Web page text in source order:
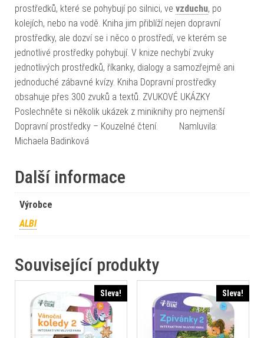
prostředků, které se pohybují po silnici, ve vzduchu, po
kolejích, nebo na vodě. Kniha jim přiblíží nejen dopravní
prostředky, ale dozví se i něco o prostředí, ve kterém se
jednotlivé prostředky pohybují. V knize nechybí zvuky
jednotlivých prostředků, říkanky, dialogy a samozřejmě ani
jednoduché zábavné kvízy. Kniha Dopravní prostředky
obsahuje přes 300 zvuků a textů. ZVUKOVÉ UKÁZKY
Poslechněte si několik ukázek z miniknihy pro nejmenší
Dopravní prostředky – Kouzelné čtení. Namluvila:
Michaela Badinková
Další informace
Výrobce
ALBI
Související produkty
Sleva! Sleva!